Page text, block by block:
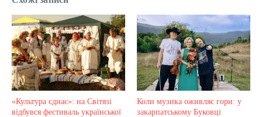
«Культура єднає»: на Світязі
відбувся фестиваль української
Коли музика оживляє гори: у
закарпатському Буковці